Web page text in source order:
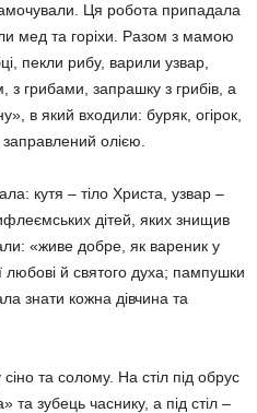
Ця робота при­падала
мед та горіхи. Разом з мамою
пекли рибу, варили узвар,
з грибами, запрашку з грибів, а
в який входили: буряк, огірок,
олією.
кутя – тіло Христа, узвар –
дітей, яких знищив
«живе добре, як вареник у
любові й святого духа; пампушки
знати кожна дівчина та
та солому. На стіл під обрус
та зубець часнику, а під стіл –